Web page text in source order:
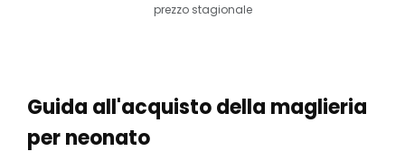
prezzo stagionale
Guida all'acquisto della maglieria
per neonato